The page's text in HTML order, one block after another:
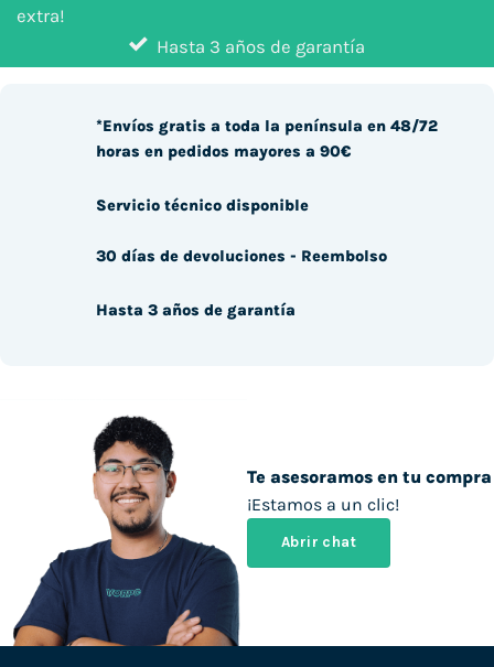
extra!
Hasta 3 años de garantía
Te asesoramos en tu compra
¡Estamos a un clic!
Abrir chat
*Envíos gratis a toda la península en 48/72
horas en pedidos mayores a 90€
Servicio técnico disponible
30 días de devoluciones - Reembolso
Hasta 3 años de garantía